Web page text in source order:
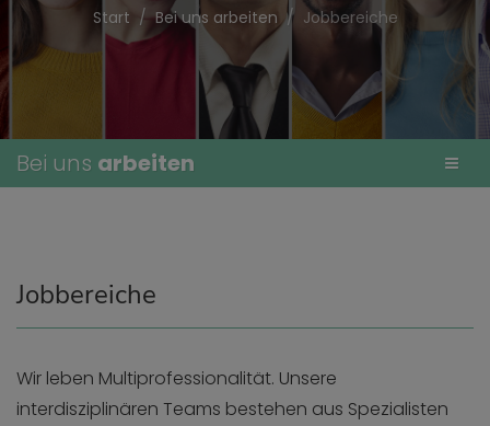
Start Bei uns arbeiten Jobbereiche
Bei uns arbeiten
Jobbereiche
Wir leben Multiprofessionalität. Unsere
interdisziplinären Teams bestehen aus Spezialisten